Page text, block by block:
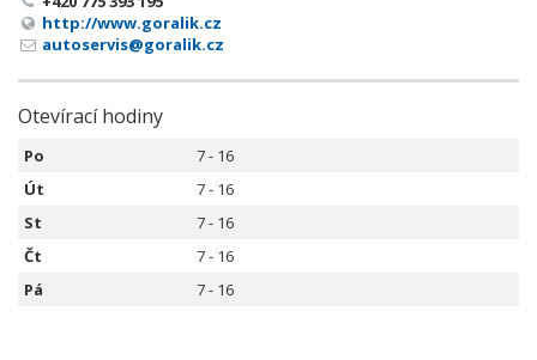
http://www.goralik.cz
autoservis@goralik.cz
Otevírací hodiny
Po
7 - 16
Út
7 - 16
St
7 - 16
Čt
7 - 16
Pá
7 - 16